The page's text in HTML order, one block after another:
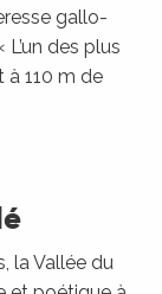
gallo-
des plus
à 110 m de
la Vallée du